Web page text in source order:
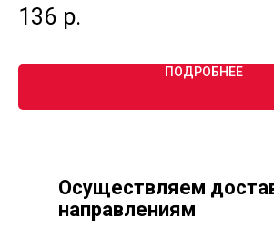
136 р.
ПОДРОБНЕЕ
Осуществляем
направлениям